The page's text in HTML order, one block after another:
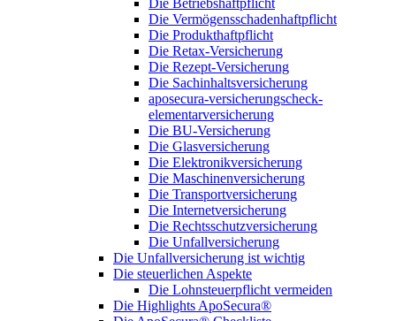
Die Betriebshaftpflicht
Die Vermögensschadenhaftpflicht
Die Produkthaftpflicht
Die Retax-Versicherung
Die Rezept-Versicherung
Die Sachinhaltsversicherung
aposecura-versicherungscheck-
elementarversicherung
Die BU-Versicherung
Die Glasversicherung
Die Elektronikversicherung
Die Maschinenversicherung
Die Transportversicherung
Die Internetversicherung
Die Rechtsschutzversicherung
Die Unfallversicherung
Die Unfallversicherung ist wichtig
Die steuerlichen Aspekte
Die Lohnsteuerpflicht vermeiden
Die Highlights ApoSecura®